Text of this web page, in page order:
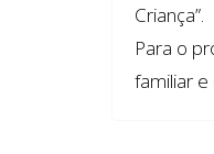
Criança”.
Para o
familiar